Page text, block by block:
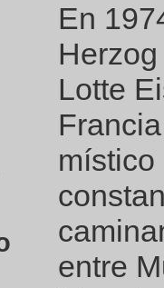
En
Lotte
entre